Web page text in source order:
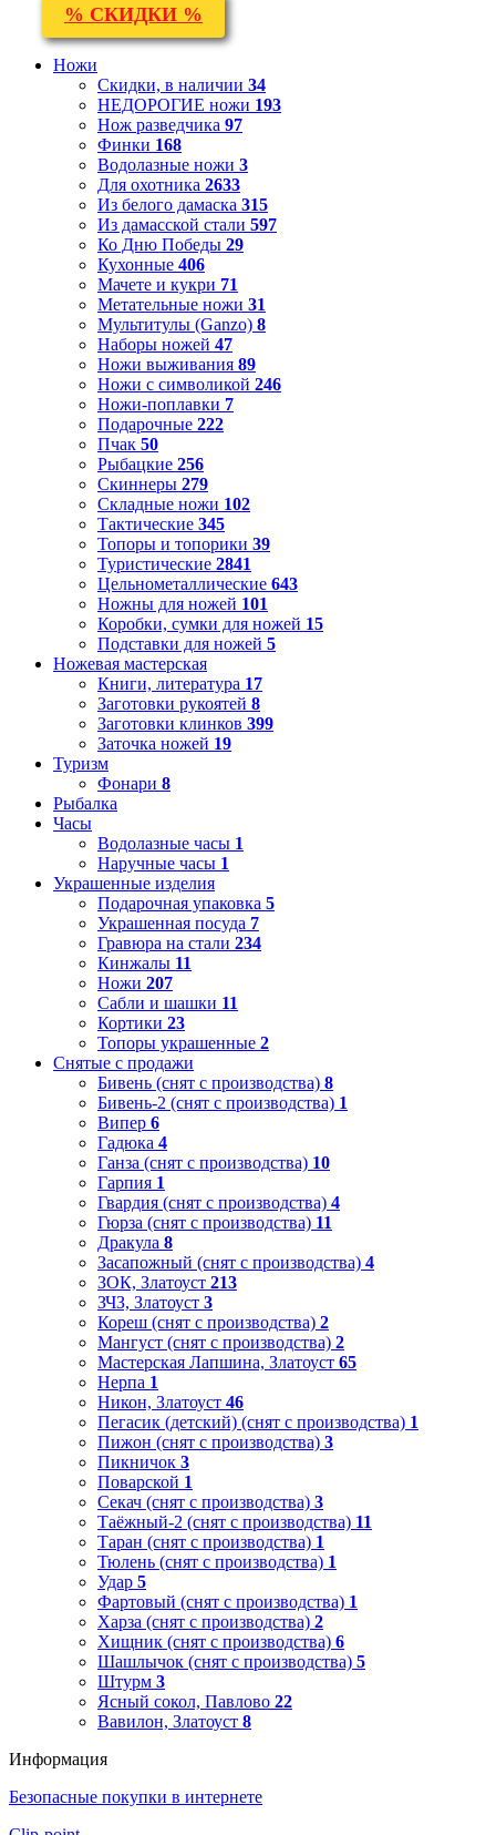
% СКИДКИ %
Ножи
Скидки, в наличии 34
НЕДОРОГИЕ ножи 193
Нож разведчика 97
Финки 168
Водолазные ножи 3
Для охотника 2633
Из белого дамаска 315
Из дамасской стали 597
Ко Дню Победы 29
Кухонные 406
Мачете и кукри 71
Метательные ножи 31
Мультитулы (Ganzo) 8
Наборы ножей 47
Ножи выживания 89
Ножи с символикой 246
Ножи-поплавки 7
Подарочные 222
Пчак 50
Рыбацкие 256
Скиннеры 279
Складные ножи 102
Тактические 345
Топоры и топорики 39
Туристические 2841
Цельнометаллические 643
Ножны для ножей 101
Коробки, сумки для ножей 15
Подставки для ножей 5
Ножевая мастерская
Книги, литература 17
Заготовки рукоятей 8
Заготовки клинков 399
Заточка ножей 19
Туризм
Фонари 8
Рыбалка
Часы
Водолазные часы 1
Наручные часы 1
Украшенные изделия
Подарочная упаковка 5
Украшенная посуда 7
Гравюра на стали 234
Кинжалы 11
Ножи 207
Сабли и шашки 11
Кортики 23
Топоры украшенные 2
Снятые с продажи
Бивень (снят с производства) 8
Бивень-2 (снят с производства) 1
Випер 6
Гадюка 4
Ганза (снят с производства) 10
Гарпия 1
Гвардия (снят с производства) 4
Гюрза (снят с производства) 11
Дракула 8
Засапожный (снят с производства) 4
ЗОК, Златоуст 213
ЗЧЗ, Златоуст 3
Кореш (снят с производства) 2
Мангуст (снят с производства) 2
Мастерская Лапшина, Златоуст 65
Нерпа 1
Никон, Златоуст 46
Пегасик (детский) (снят с производства) 1
Пижон (снят с производства) 3
Пикничок 3
Поварской 1
Секач (снят с производства) 3
Таёжный-2 (снят с производства) 11
Таран (снят с производства) 1
Тюлень (снят с производства) 1
Удар 5
Фартовый (снят с производства) 1
Харза (снят с производства) 2
Хищник (снят с производства) 6
Шашлычок (снят с производства) 5
Штурм 3
Ясный сокол, Павлово 22
Вавилон, Златоуст 8
Информация
Безопасные покупки в интернете